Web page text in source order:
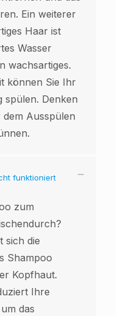
Ein weiterer
Haar ist
Wasser
wachsartiges.
können Sie Ihr
spülen. Denken
dem Ausspülen
funktioniert
zum
sich die
Shampoo
Kopfhaut.
Ihre
das